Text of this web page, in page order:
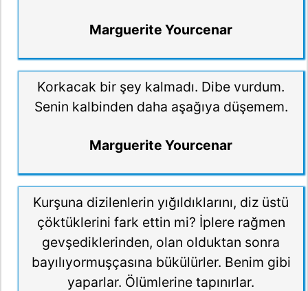
Marguerite Yourcenar
Korkacak bir şey kalmadı. Dibe vurdum.
Senin kalbinden daha aşağıya düşemem.
Marguerite Yourcenar
Kurşuna dizilenlerin yığıldıklarını, diz üstü
çöktüklerini fark ettin mi? İplere rağmen
gevşediklerinden, olan olduktan sonra
bayılıyormuşçasına bükülürler. Benim gibi
yaparlar. Ölümlerine tapınırlar.